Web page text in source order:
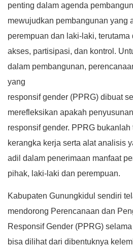
penting dalam agenda
mewujudkan pembangunan yang
perempuan dan laki-laki,
akses, partisipasi, dan kontrol.
dalam pembangunan,
yang
responsif gender (PPRG) dibuat
merefleksikan apakah
responsif gender. PPRG
kerangka kerja serta alat analisis
adil dalam penerimaan manfaat
pihak, laki-laki dan perempuan.
Kabupaten Gunungkidul sendiri
mendorong Perencanaan dan
Responsif Gender (PPRG)
bisa dilihat dari dibentuknya